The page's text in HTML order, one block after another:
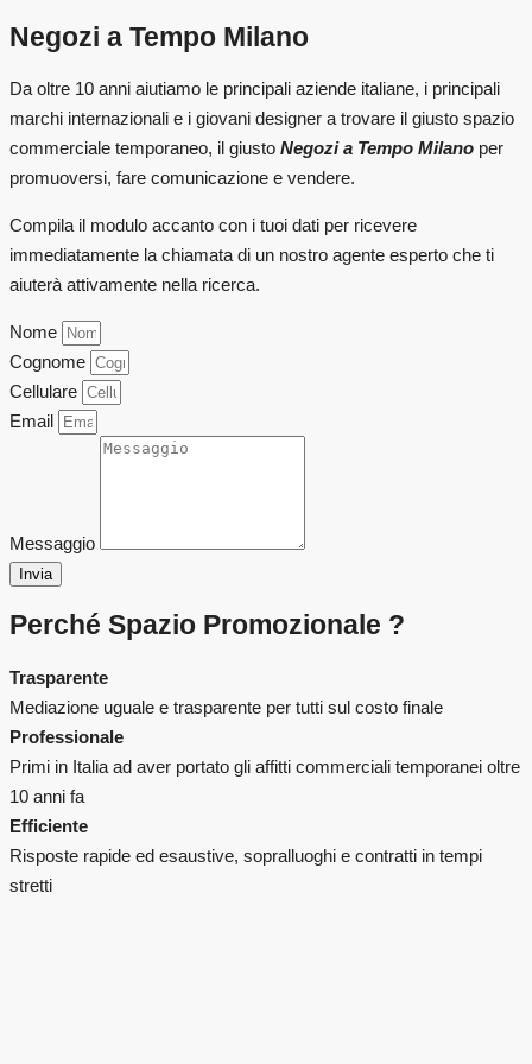
Negozi a Tempo Milano
Da oltre 10 anni aiutiamo le principali aziende italiane, i principali
marchi internazionali e i giovani designer a trovare il giusto spazio
commerciale temporaneo, il giusto Negozi a Tempo Milano per
promuoversi, fare comunicazione e vendere.
Compila il modulo accanto con i tuoi dati per ricevere
immediatamente la chiamata di un nostro agente esperto che ti
aiuterà attivamente nella ricerca.
Nome
Cognome
Cellulare
Email
Messaggio
Invia
Perché Spazio Promozionale ?
Trasparente
Mediazione uguale e trasparente per tutti sul costo finale
Professionale
Primi in Italia ad aver portato gli affitti commerciali temporanei oltre
10 anni fa
Efficiente
Risposte rapide ed esaustive, sopralluoghi e contratti in tempi
stretti